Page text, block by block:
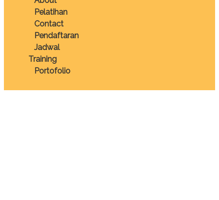
Pelatihan
Contact
Pendaftaran
Jadwal
Training
Portofolio